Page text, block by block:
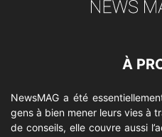
À
NewsMAG a été
gens à bien mener leurs vies à
de conseils, elle couvre aussi